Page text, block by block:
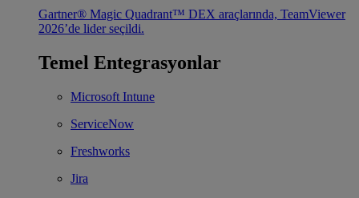
Gartner® Magic Quadrant™ DEX araçlarında, TeamViewer
2026’de lider seçildi.
Temel Entegrasyonlar
Microsoft Intune
ServiceNow
Freshworks
Jira